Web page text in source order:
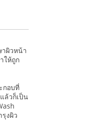
ผิวหน้า
ให้ถูก
กอบที่
ล้วก็เป็น
งผิว